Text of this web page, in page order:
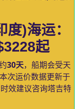
)海运：
起
30天，船期会受天
次运价数据更新于
效建议咨询塔吉特